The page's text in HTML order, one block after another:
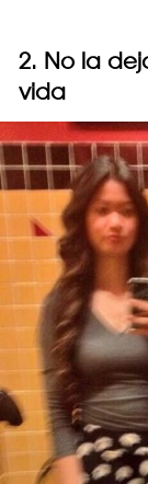
2. No la
vida